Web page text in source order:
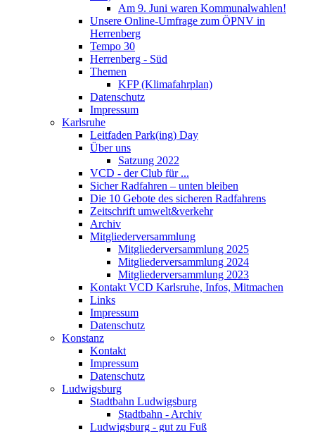
Am 9. Juni waren Kommunalwahlen!
Unsere Online-Umfrage zum ÖPNV in
Herrenberg
Tempo 30
Herrenberg - Süd
Themen
KFP (Klimafahrplan)
Datenschutz
Impressum
Karlsruhe
Leitfaden Park(ing) Day
Über uns
Satzung 2022
VCD - der Club für ...
Sicher Radfahren – unten bleiben
Die 10 Gebote des sicheren Radfahrens
Zeitschrift umwelt&verkehr
Archiv
Mitgliederversammlung
Mitgliederversammlung 2025
Mitgliederversammlung 2024
Mitgliederversammlung 2023
Kontakt VCD Karlsruhe, Infos, Mitmachen
Links
Impressum
Datenschutz
Konstanz
Kontakt
Impressum
Datenschutz
Ludwigsburg
Stadtbahn Ludwigsburg
Stadtbahn - Archiv
Ludwigsburg - gut zu Fuß